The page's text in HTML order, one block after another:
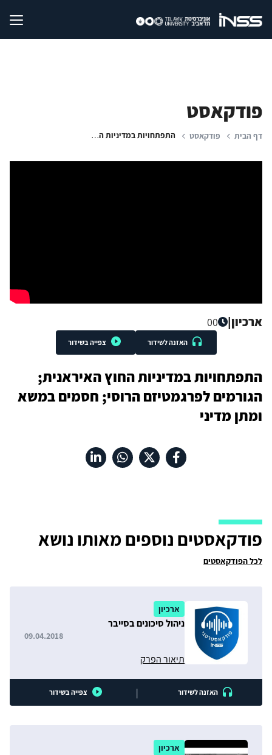
פודקאסט
דף הבית פודקאסט התפתחויות במדיניות החוץ האיראנית; הגורמים לפרגמטיזם הרוסי; חסמים במשא ומתן מדיני
ארכיון|
00
האזנה לשידור צפייה בשידור
התפתחויות במדיניות החוץ האיראנית;
הגורמים לפרגמטיזם הרוסי; חסמים במשא
ומתן מדיני
פודקאסטים נוספים מאותו נושא
לכל הפודקאסטים
ארכיון
ניהול סיכונים בסייבר
תיאור הפרק
09.04.2018
האזנה לשידור | צפייה בשידור
ארכיון